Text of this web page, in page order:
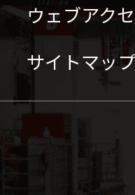
ウェブアク
サイトマップ